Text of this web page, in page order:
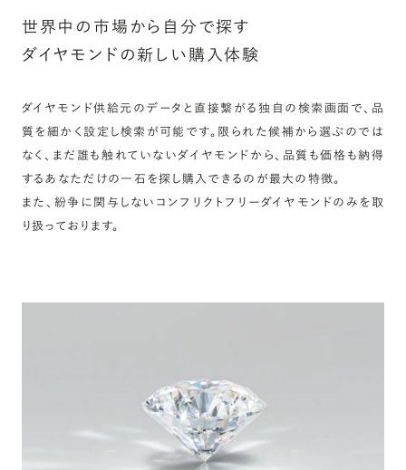
世界中の市場から自分で探す
ダイヤモンドの新しい購入体験
ダイヤモンド供給元のデータと直接繋がる独自の検索画面で、品
質を細かく設定し検索が可能です。限られた候補から選ぶのでは
なく、まだ誰も触れていないダイヤモンドから、品質も価格も納得
するあなただけの一石を探し購入できるのが最大の特徴。
また、紛争に関与しないコンフリクトフリーダイヤモンドのみを取
り扱っております。